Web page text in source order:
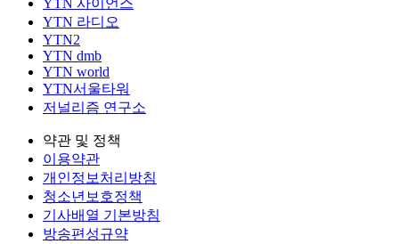
YTN 사이언스
YTN 라디오
YTN2
YTN dmb
YTN world
YTN서울타워
저널리즘 연구소
약관 및 정책
이용약관
개인정보처리방침
청소년보호정책
기사배열 기본방침
방송편성규약